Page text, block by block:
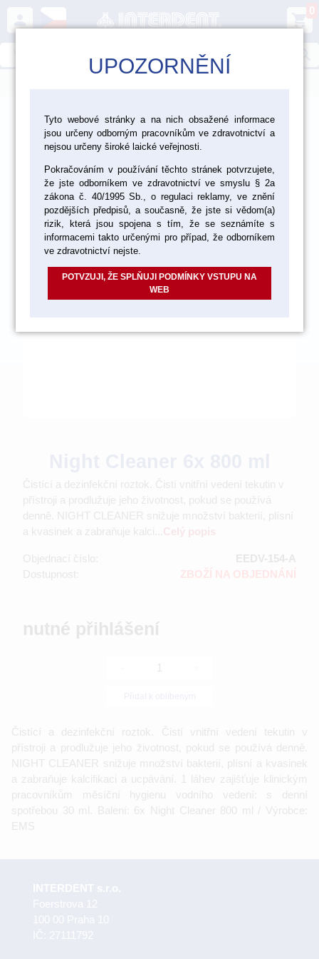
person shopping_cart
0
> Ordinace > Dezinfekce a čištění > Dezinfekce
Dezinfekce a čištění sacích zařízení
Čistící a dezinfekční roztok. Čistí vnitřní vedení tekutin v
přístroji a prodlužuje jeho životnost, pokud se používá
denně. NIGHT CLEANER snižuje množství bakterií, plísní
a kvasinek a zabraňuje kalci...
Objednací číslo:
EEDV-154-A
Dostupnost:
ZBOŽÍ NA OBJEDNÁNÍ
nutné přihlášení
Čistící a dezinfekční roztok. Čistí vnitřní vedení tekutin v
přístroji a prodlužuje jeho životnost, pokud se používá denně.
NIGHT CLEANER snižuje množství bakterií, plísní a kvasinek
a zabraňuje kalcifikaci a ucpávání. 1 láhev zajišťuje klinickým
pracovníkům měsíční hygienu vodního vedení: s denní
spotřebou 30 ml. Balení: 6x Night Cleaner 800 ml / Výrobce:
EMS
UPOZORNĚNÍ
Tyto webové stránky a na nich obsažené informace
jsou určeny odborným pracovníkům ve zdravotnictví a
nejsou určeny široké laické veřejnosti.
Pokračováním v používání těchto stránek potvrzujete,
že jste odborníkem ve zdravotnictví ve smyslu § 2a
zákona č. 40/1995 Sb., o regulaci reklamy, ve znění
pozdějších předpisů, a současně, že jste si vědom(a)
rizik, která jsou spojena s tím, že se seznámíte s
informacemi takto určenými pro případ, že odborníkem
ve zdravotnictví nejste.
POTVZUJI, ŽE SPLŇUJI PODMÍNKY VSTUPU NA
WEB